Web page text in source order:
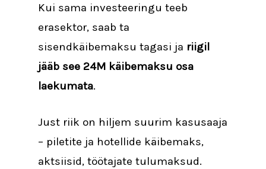
Kui sama investeeringu teeb
erasektor, saab ta
sisendkäibemaksu tagasi ja riigil
jääb see 24M käibemaksu osa
laekumata.
Just riik on hiljem suurim kasusaaja
– piletite ja hotellide käibemaks,
aktsiisid, töötajate tulumaksud.